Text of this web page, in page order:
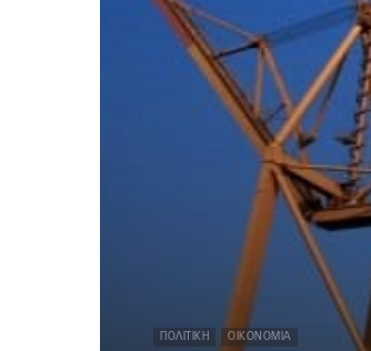
ΠΟΛΙΤΙΚΉ ΟΙΚΟΝΟΜΊΑ